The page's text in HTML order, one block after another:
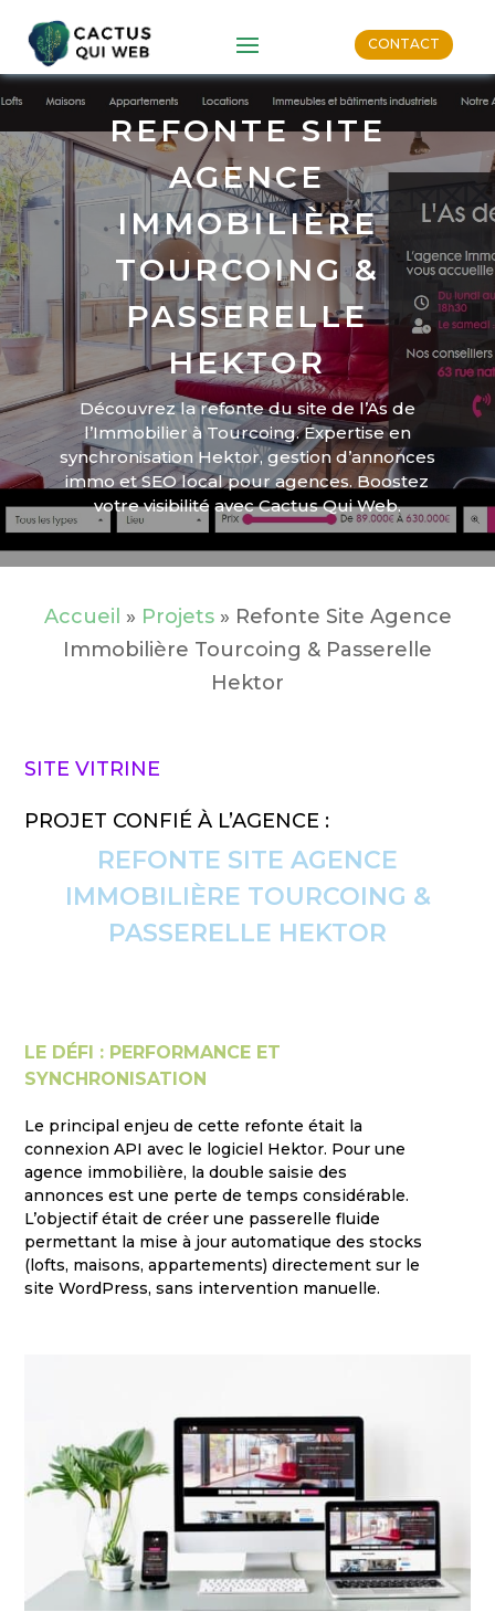
CONTACT
REFONTE SITE
AGENCE
IMMOBILIÈRE
TOURCOING &
PASSERELLE
HEKTOR
Découvrez la refonte du site de l’As de
l’Immobilier à Tourcoing. Expertise en
synchronisation Hektor, gestion d’annonces
immo et SEO local pour agences. Boostez
votre visibilité avec Cactus Qui Web.
Accueil » Projets» Refonte Site Agence
Immobilière Tourcoing & Passerelle
Hektor
SITE VITRINE
PROJET CONFIÉ À L’AGENCE :
REFONTE SITE AGENCE
IMMOBILIÈRE TOURCOING &
PASSERELLE HEKTOR
LE DÉFI : PERFORMANCE ET
SYNCHRONISATION
Le principal enjeu de cette refonte était la
connexion API avec le logiciel Hektor. Pour une
agence immobilière, la double saisie des
annonces est une perte de temps considérable.
L’objectif était de créer une passerelle fluide
permettant la mise à jour automatique des stocks
(lofts, maisons, appartements) directement sur le
site WordPress, sans intervention manuelle.